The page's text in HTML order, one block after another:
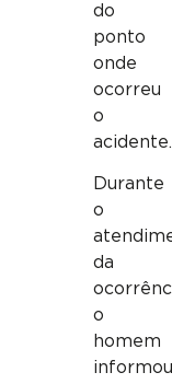
do
ponto
onde
ocorreu
o
acidente.
Durante
o
da
o
homem
informou